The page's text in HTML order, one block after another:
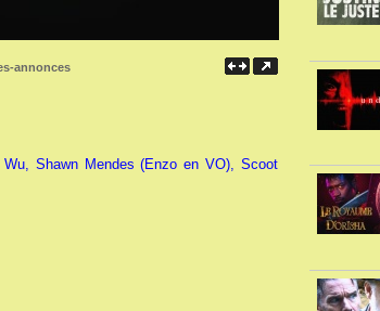
annonces
Shawn Mendes (Enzo en VO), Scoot